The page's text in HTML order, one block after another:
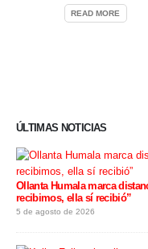
READ MORE
ÚLTIMAS NOTICIAS
Ollanta Humala marca
recibimos, ella sí recibió”
5 de agosto de 2026